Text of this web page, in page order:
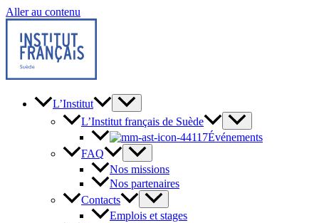
Aller au contenu
L’Institut
L’Institut français de Suède
Événements
FAQ
Nos missions
Nos partenaires
Contacts
Emplois et stages